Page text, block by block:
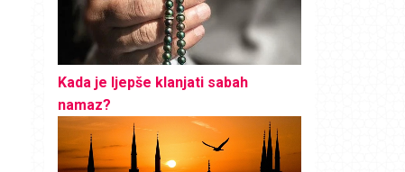
Kada je ljepše klanjati sabah
namaz?